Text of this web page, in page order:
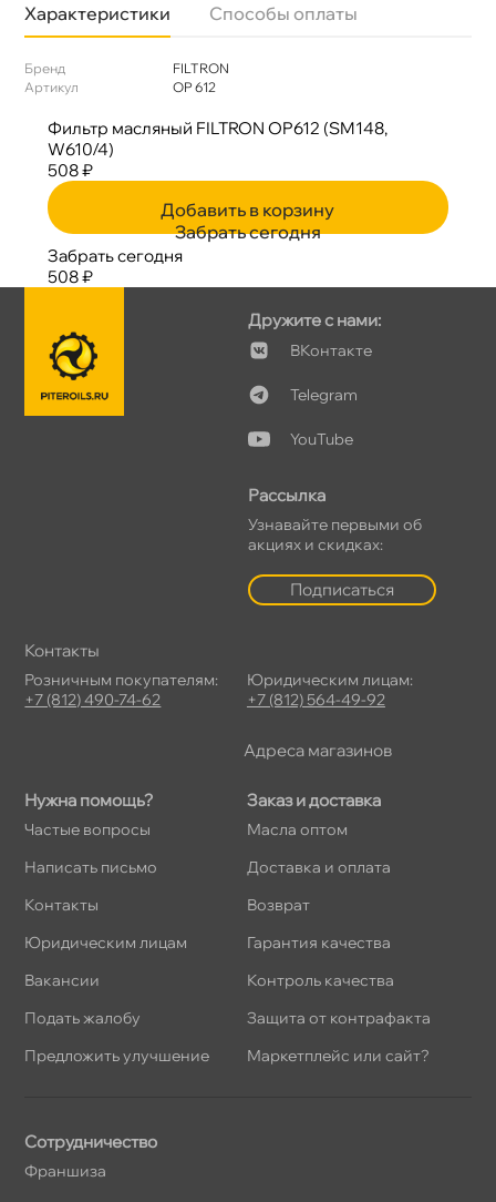
Характеристики Способы оплаты
Бренд
FILTRON
Артикул
OP 612
Фильтр масляный FILTRON OP612 (SM148,
W610/4)
508 ₽
Добавить в корзину
Забрать сегодня
Забрать сегодня
508 ₽
Нужна помощь?
Частые вопросы
Написать письмо
Контакты
Юридическим лицам
акансии
Подать жалобу
Предложить улучшение
Заказ и доставка
Масла оптом
Доставка и оплата
озврат
Гарантия качества
Контроль качества
Защита от контрафакта
Маркетплейс или сайт?
Дружите с нами:
Контакте
Telegram
YouTube
Рассылка
Узнавайте первыми о
акциях и скидках:
Подписаться
Сотрудничество
Франшиза
Контакты
Розничным покупателям:
+7 (812) 490-74-62
Юридическим лицам:
+7 (812) 564-49-92
Адреса магазино